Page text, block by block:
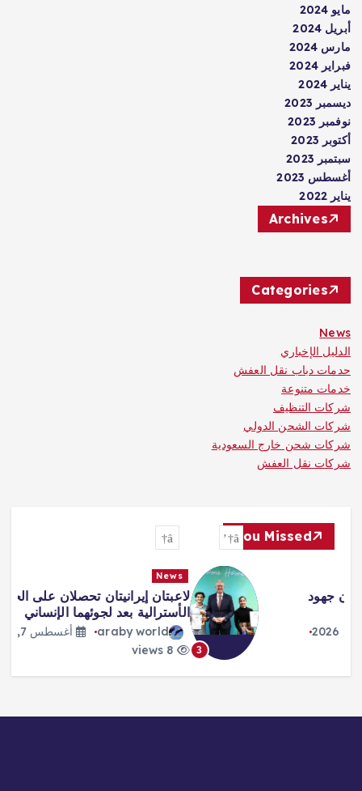
مايو 2024
أبريل 2024
مارس 2024
فبراير 2024
يناير 2024
ديسمبر 2023
نوفمبر 2023
أكتوبر 2023
سبتمبر 2023
أغسطس 2023
يناير 2022
Archives
Categories
News
الدليل الإخباري
حدمات دباب نقل العفش
خدمات متنوعة
شركات التنظيف
شركات الشحن الدولي
شركات شحن خارج السعودية
شركات نقل العفش
You Missed
News
لاعبتان إيرانيتان تحصلان على الجنسية
الأسترالية بعد لجوئهما الإنساني
araby world
أغسطس 7, 2026
8 views